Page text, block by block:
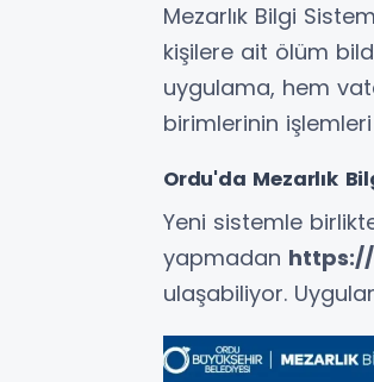
Mezarlık Bilgi
kişilere ait ölüm
uygulama, hem
birimlerinin
Ordu'da Mezarlık
Yeni sistemle
yapmadan
ulaşabiliyor.